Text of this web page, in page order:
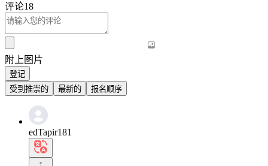
评论18
附上图片
登记
受到推崇的
最新的 报名顺序
edTapir181